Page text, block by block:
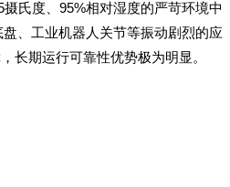
长期运行可靠性优势极为明显。